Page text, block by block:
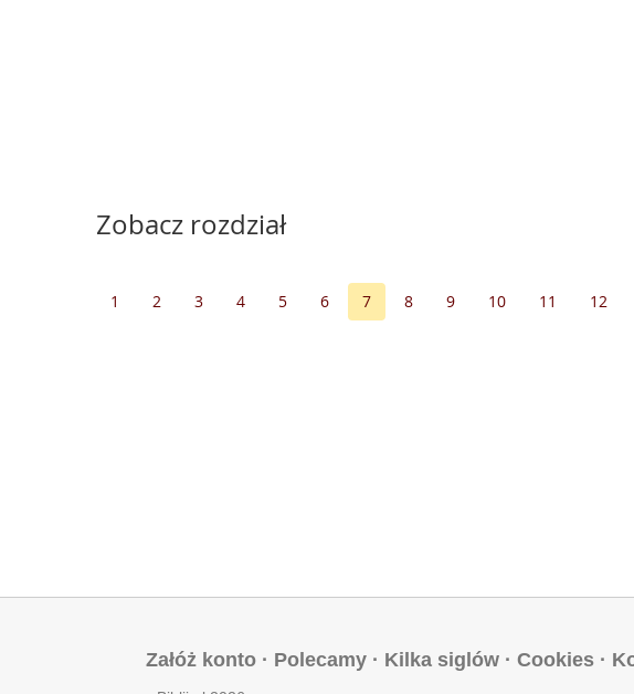
Zobacz rozdział
1 2 3 4 5 6 7 8 9 10 11 12
Załóż konto · Polecamy · Kilka siglów · Cookies ·